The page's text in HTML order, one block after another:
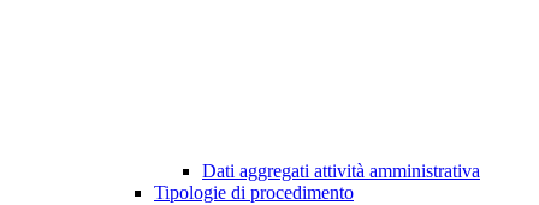
Dati aggregati attività amministrativa
Tipologie di procedimento